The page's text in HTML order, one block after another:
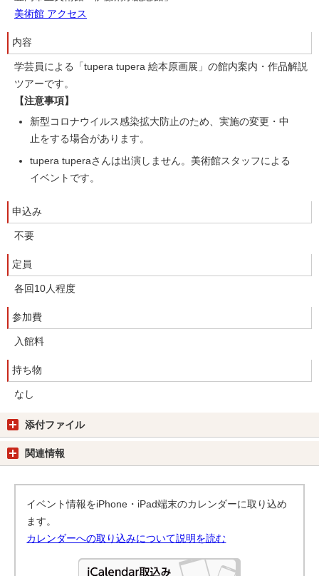
美術館 アクセス
内容
学芸員による「tupera tupera 絵本原画展」の館内案内・作品解説
ツアーです。
【注意事項】
新型コロナウイルス感染拡大防止のため、実施の変更・中
止をする場合があります。
tupera tuperaさんは出演しません。美術館スタッフによる
イベントです。
申込み
不要
定員
各回10人程度
参加費
入館料
持ち物
なし
添付ファイル
関連情報
イベント情報をiPhone・iPad端末のカレンダーに取り込め
ます。
カレンダーへの取り込みについて説明を読む